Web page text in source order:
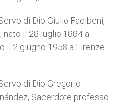
di Dio Giulio Facibeni,
il 28 luglio 1884 a
il 2 giugno 1958 a Firenze
di Dio Gregorio
Sacerdote professo